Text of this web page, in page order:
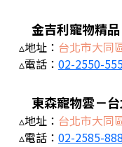
金吉利寵物精品
▵地址： 台北市大同
▵電話： 02-2550-
東森寵物雲－台
▵地址： 台北市大同
▵電話： 02-2585-